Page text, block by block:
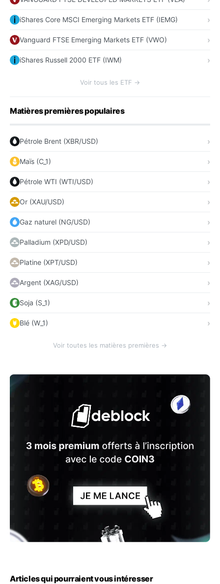
iShares Core MSCI Emerging Markets ETF (IEMG)
Vanguard FTSE Emerging Markets ETF (VWO)
iShares Russell 2000 ETF (IWM)
Voir tous les ETF →
Matières premières populaires
Pétrole Brent (XBR/USD)
Maïs (C_1)
Pétrole WTI (WTI/USD)
Or (XAU/USD)
Gaz naturel (NG/USD)
Palladium (XPD/USD)
Platine (XPT/USD)
Argent (XAG/USD)
Soja (S_1)
Blé (W_1)
Voir toutes les matières premières →
Articles qui pourraient vous intéresser